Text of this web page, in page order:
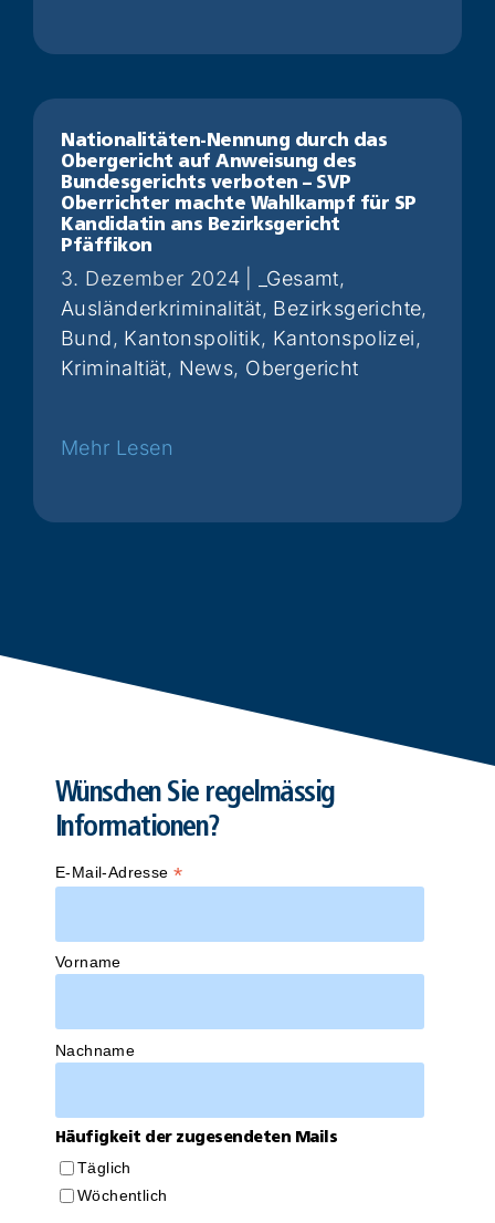
Nationalitäten-Nennung durch das
Obergericht auf Anweisung des
Bundesgerichts verboten – SVP
Oberrichter machte Wahlkampf für SP
Kandidatin ans Bezirksgericht
Pfäffikon
3. Dezember 2024 _Gesamt,
Ausländerkriminalität, Bezirksgerichte,
Bund, Kantonspolitik, Kantonspolizei,
Kriminaltiät, News, Obergericht
Wünschen Sie regelmässig
Informationen?
E-Mail-Adresse*
Vorname
Nachname
Häufigkeit der zugesendeten Mails
Täglich
Wöchentlich